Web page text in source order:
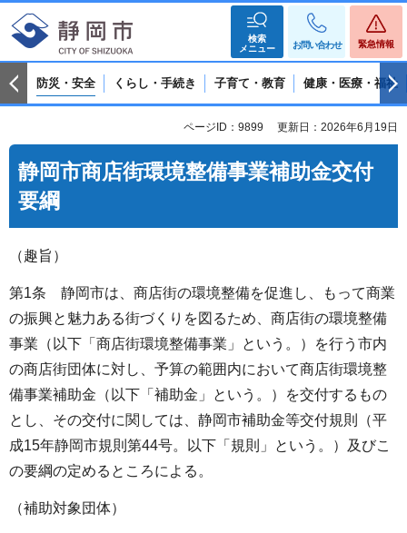
検索
メニュー
お問い合わせ 緊急情報
防災・安全 くらし・手続き 子育て・教育 健康・医療・福祉
ページID：9899 更新日：2026年6月19日
静岡市商店街環境整備事業補助金交付
要綱
（趣旨）
第1条 静岡市は、商店街の環境整備を促進し、もって商業
の振興と魅力ある街づくりを図るため、商店街の環境整備
事業（以下「商店街環境整備事業」という。）を行う市内
の商店街団体に対し、予算の範囲内において商店街環境整
備事業補助金（以下「補助金」という。）を交付するもの
とし、その交付に関しては、静岡市補助金等交付規則（平
成15年静岡市規則第44号。以下「規則」という。）及びこ
の要綱の定めるところによる。
（補助対象団体）